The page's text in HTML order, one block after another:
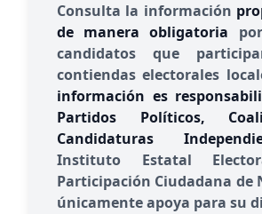
Consulta la información
de manera obligatoria
candidatos que
contiendas electorales
información es
Partidos Políticos,
Candidaturas
Instituto Estatal
Participación Ciudadana de
únicamente apoya para su